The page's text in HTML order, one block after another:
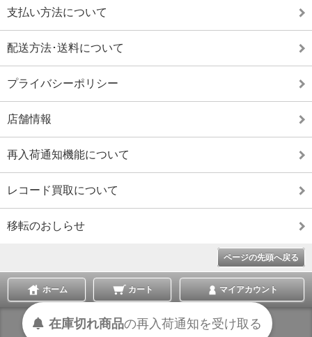
支払い方法について
配送方法･送料について
プライバシーポリシー
店舗情報
再入荷通知機能について
レコード買取について
移転のおしらせ
ページの先頭へ戻る
ホーム カート マイアカウント
表示切替 :スマートフォン|PC版
在庫切れ商品の再入荷通知を受け取る